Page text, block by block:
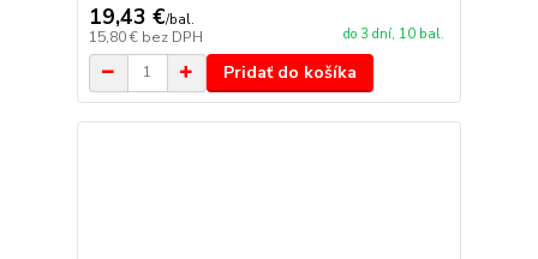
19,43 €/bal.
15,80 € bez DPH do 3 dní, 10 bal.
Pridať do košíka